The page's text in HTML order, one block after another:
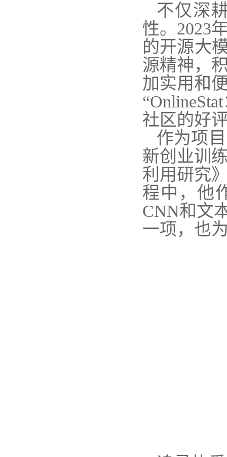
不仅深
性。2023
的开源大
源精神，
加实用和
社区的好
作为项
新创业训
利用研究
程中，他
CNN和文
一项，也